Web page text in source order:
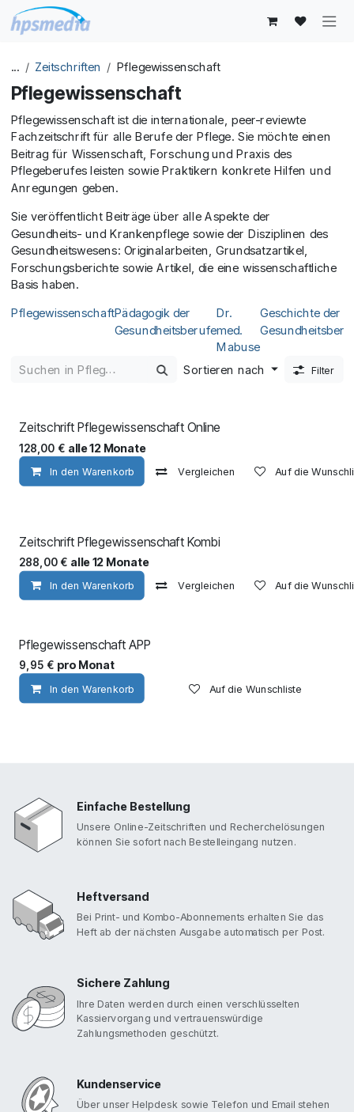
Zum Inhalt springen
... Zeitschriften Pflegewissenschaft
Pflegewissenschaft
Pflegewissenschaft ist die internationale, peer-reviewte
Fachzeitschrift für alle Berufe der Pflege. Sie möchte einen
Beitrag für Wissenschaft, Forschung und Praxis des
Pflegeberufes leisten sowie Praktikern konkrete Hilfen und
Anregungen geben.
Sie veröffentlicht Beiträge über alle Aspekte der
Gesundheits- und Krankenpflege sowie der Disziplinen des
Gesundheitswesens: Originalarbeiten, Grundsatzartikel,
Forschungsberichte sowie Artikel, die eine wissenschaftliche
Basis haben.
PflegewissenschaftPädagogik der
Gesundheitsberufe
Dr.
med.
Mabuse
Geschichte der
Sortieren nach Filter
Zeitschrift Pflegewissenschaft Online
128,00 € alle 12 Monate
In den Warenkorb Vergleichen Auf die
Zeitschrift Pflegewissenschaft Kombi
288,00€ alle 12 Monate
In den Warenkorb Vergleichen Auf die
monatlich kündbar
Pflegewissenschaft APP
9,95 € pro Monat
In den Warenkorb Auf die Wunschliste
Einfache Bestellung
Unsere Online-Zeitschriften und Recherchelösungen
können Sie sofort nach Bestelleingang nutzen.
Heftversand
Bei Print- und Kombo-Abonnements erhalten Sie das
Heft ab der nächsten Ausgabe automatisch per Post.
Sichere Zahlung
Ihre Daten werden durch einen verschlüsselten
Kassiervorgang und vertrauenswürdige
Zahlungsmethoden geschützt.
Kundenservice
Über unser Helpdesk sowie Telefon und Email stehen